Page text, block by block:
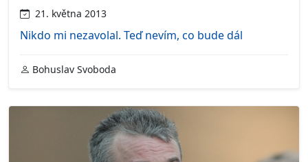
21. května 2013
Nikdo mi nezavolal. Teď nevím, co bude dál
Bohuslav Svoboda